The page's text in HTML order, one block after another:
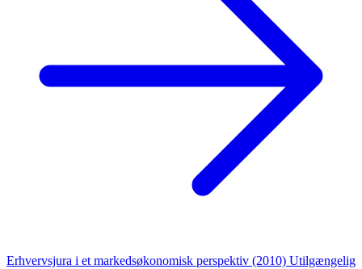
Erhvervsjura i et markedsøkonomisk perspektiv (2010) Utilgængelig